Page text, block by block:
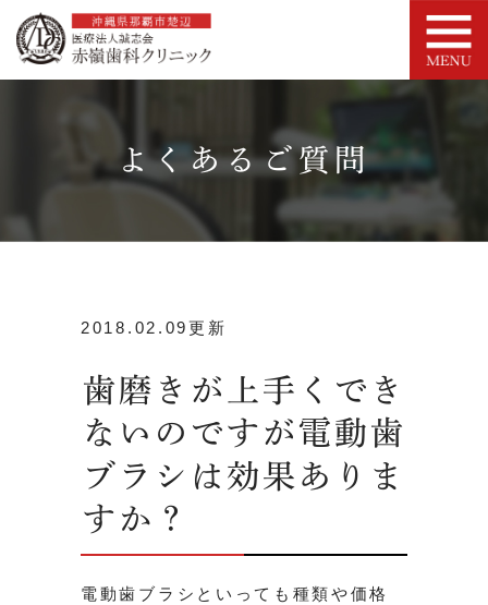
よくあるご質問
2018.02.09更新
歯磨きが上手くでき
ないのですが電動歯
ブラシは効果ありま
すか？
電動歯ブラシといっても種類や価格